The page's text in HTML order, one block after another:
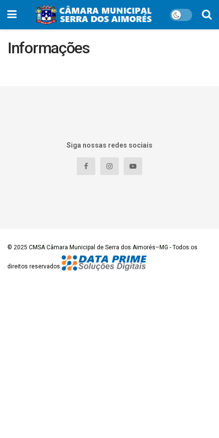
Informações
Siga nossas redes sociais
© 2025 CMSA Câmara Municipal de Serra dos Aimorés–MG - Todos os
direitos reservados.